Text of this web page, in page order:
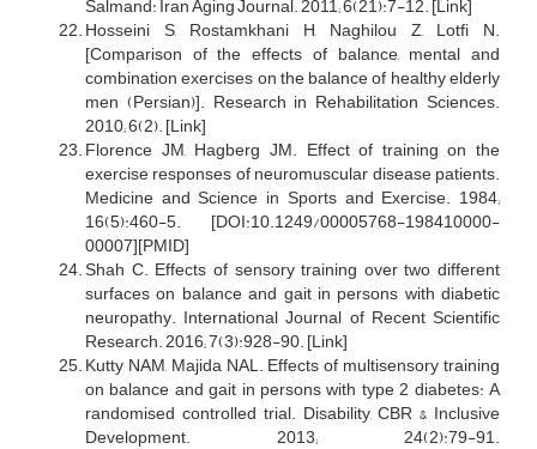
Hosseini S, Rostamkhani H, Naghilou Z, Lotfi N.
[Comparison of the effects of balance, mental and
combination exercises on the balance of healthy elderly
men (Persian)]. Research in Rehabilitation Sciences.
2010; 6(2). [Link]
Florence JM, Hagberg JM. Effect of training on the
exercise responses of neuromuscular disease patients.
Medicine and Science in Sports and Exercise. 1984;
16(5):460-5. [DOI:10.1249/00005768-198410000-
00007][PMID]
Shah C. Effects of sensory training over two different
surfaces on balance and gait in persons with diabetic
neuropathy. International Journal of Recent Scientific
Research. 2016; 7(3):928-90. [Link]
Kutty NAM, Majida NAL. Effects of multisensory training
on balance and gait in persons with type 2 diabetes: A
randomised controlled trial. Disability, CBR & Inclusive
Development. 2013; 24(2):79-91.